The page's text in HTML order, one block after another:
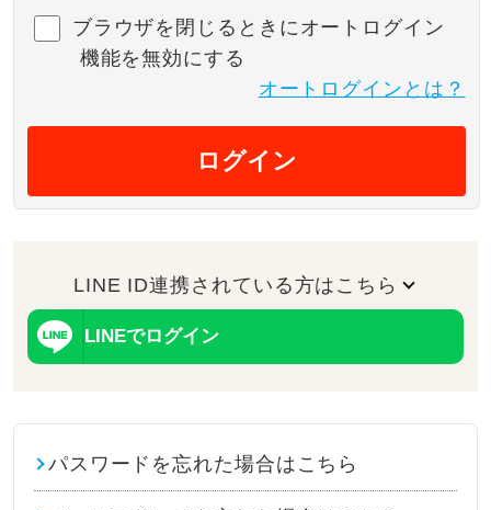
ブラウザを閉じるときにオートログイン
機能を無効にする
オートログインとは？
ログイン
LINE ID連携されている方はこちら
LINEでログイン
パスワードを忘れた場合はこちら